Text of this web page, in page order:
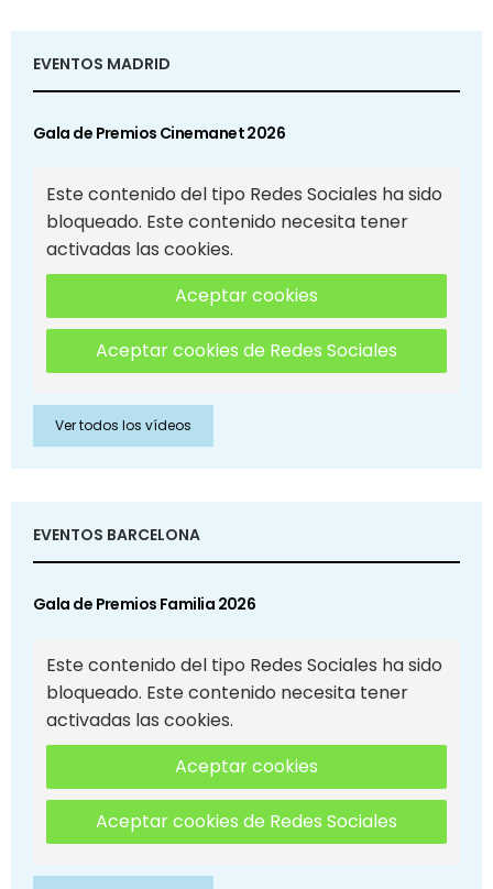
EVENTOS MADRID
Gala de Premios Cinemanet 2026
Este contenido del tipo Redes Sociales ha sido
bloqueado. Este contenido necesita tener
activadas las cookies.
Aceptar cookies
Aceptar cookies de Redes Sociales
Ver todos los vídeos
EVENTOS BARCELONA
Gala de Premios Familia 2026
Este contenido del tipo Redes Sociales ha sido
bloqueado. Este contenido necesita tener
activadas las cookies.
Aceptar cookies
Aceptar cookies de Redes Sociales